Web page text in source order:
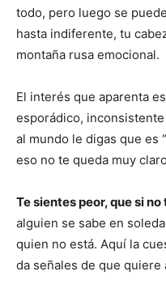
todo, pero luego se
hasta indiferente, tu
montaña rusa emocional.
El interés que aparenta
esporádico,
al mundo le digas que es
eso no te queda muy
Te sientes peor, que si
alguien se sabe en
quien no está. Aquí la
da señales de que quiere